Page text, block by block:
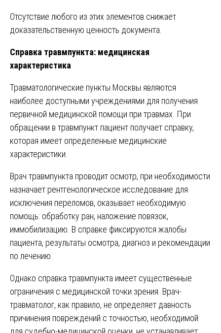
Отсутствие любого из этих элементов снижает
доказательственную ценность документа.
Справка травмпункта: медицинская
характеристика
Травматологические пункты Москвы являются
наиболее доступными учреждениями для получения
первичной медицинской помощи при травмах. При
обращении в травмпункт пациент получает справку,
которая имеет определенные медицинские
характеристики.
Врач травмпункта проводит осмотр, при необходимости
назначает рентгенологическое исследование для
исключения переломов, оказывает необходимую
помощь: обработку ран, наложение повязок,
иммобилизацию. В справке фиксируются жалобы
пациента, результаты осмотра, диагноз и рекомендации
по лечению.
Однако справка травмпункта имеет существенные
ограничения с медицинской точки зрения. Врач-
травматолог, как правило, не определяет давность
причинения повреждений с точностью, необходимой